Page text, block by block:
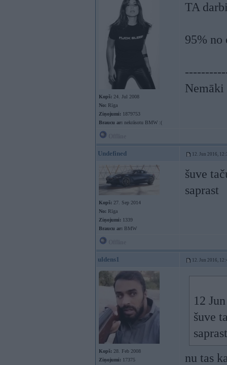
Kopš: 24. Jul 2008
No: Rīga
Ziņojumi: 1879753
Braucu ar: nekrāsotu BMW :(
TA
95% no
Undefined 12. Jun 2016,
Kopš: 27. Sep 2014
No: Rīga
Ziņojumi: 1339
Braucu ar: BMW
šuve
saprast
uldens1 12. Jun 2016,
Kopš: 28. Feb 2008
Ziņojumi: 17375
12
šuve
saprast
nu tas